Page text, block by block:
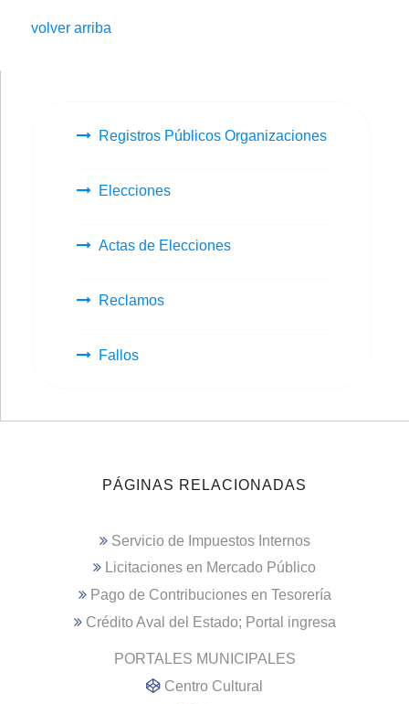
volver arriba
Registros Públicos Organizaciones
Elecciones
Actas de Elecciones
Reclamos
Fallos
PÁGINAS RELACIONADAS
Servicio de Impuestos Internos
Licitaciones en Mercado Público
Pago de Contribuciones en Tesorería
Crédito Aval del Estado; Portal ingresa
PORTALES MUNICIPALES
Centro Cultural